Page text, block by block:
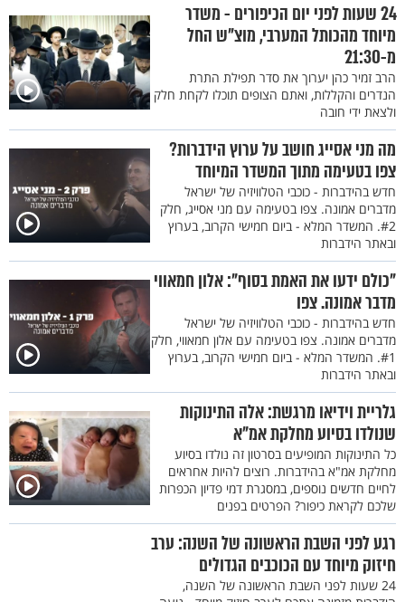
24 שעות לפני יום הכיפורים - משדר
מיוחד מהכותל המערבי, מוצ"ש החל
מ-21:30
הרב זמיר כהן יערוך את סדר תפילת התרת
הנדרים והקללות, ואתם הצופים תוכלו לקחת חלק
ולצאת ידי חובה
מה מני אסייג חושב על ערוץ הידברות?
צפו בטעימה מתוך המשדר המיוחד
חדש בהידברות - כוכבי הטלוויזיה של ישראל
מדברים אמונה. צפו בטעימה עם מני אסייג, חלק
#2. המשדר המלא - ביום חמישי הקרוב, בערוץ
ובאתר הידברות
"כולם ידעו את האמת בסוף": אלון חמאווי
מדבר אמונה. צפו
חדש בהידברות - כוכבי הטלוויזיה של ישראל
מדברים אמונה. צפו בטעימה עם אלון חמאווי, חלק
#1. המשדר המלא - ביום חמישי הקרוב, בערוץ
ובאתר הידברות
גלריית וידיאו מרגשת: אלה התינוקות
שנולדו בסיוע מחלקת אמ"א
כל התינוקות המופיעים בסרטון זה נולדו בסיוע
מחלקת אמ"א בהידברות. רוצים להיות אחראים
לחיים חדשים נוספים, במסגרת דמי פדיון הכפרות
שלכם לקראת כיפור? הפרטים בפנים
רגע לפני השבת הראשונה של השנה: ערב
חיזוק מיוחד עם הכוכבים הגדולים
24 שעות לפני השבת הראשונה של השנה,